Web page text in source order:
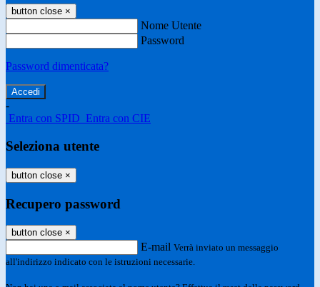
button close ×
Nome Utente
Password
Password dimenticata?
-
Entra con SPID Entra con CIE
Seleziona utente
button close ×
Recupero password
button close ×
E-mail Verrà inviato un messaggio
all'indirizzo indicato con le istruzioni necessarie.